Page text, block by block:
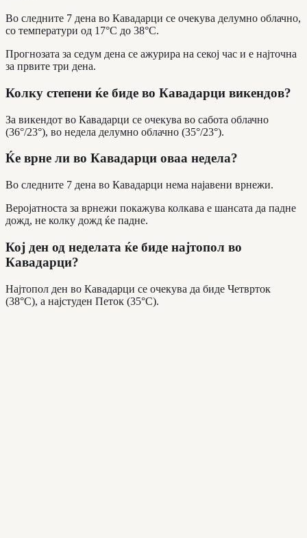
Во следните 7 дена во Кавадарци се очекува делумно облачно,
со температури од 17°C до 38°C.
Прогнозата за седум дена се ажурира на секој час и е најточна
за првите три дена.
Колку степени ќе биде во Кавадарци викендов?
За викендот во Кавадарци се очекува во сабота облачно
(36°/23°), во недела делумно облачно (35°/23°).
Ќе врне ли во Кавадарци оваа недела?
Во следните 7 дена во Кавадарци нема најавени врнежи.
Веројатноста за врнежи покажува колкава е шансата да падне
дожд, не колку дожд ќе падне.
Кој ден од неделата ќе биде најтопол во
Кавадарци?
Најтопол ден во Кавадарци се очекува да биде Четврток
(38°C), а најстуден Петок (35°C).